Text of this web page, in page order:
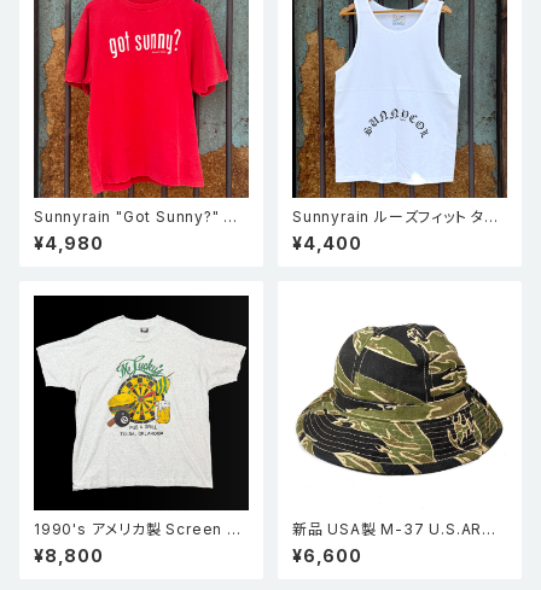
Sunnyrain "Got Sunny?" 半
袖 シングルステッチ フェードT
シャツ Faded red
¥4,980
Sunnyrain ルーズフィット タン
クトップ WHT
¥4,400
1990's アメリカ製 Screen st
ars スクリーンスターズ Mr.Luc
ky’s PUB&GRILL シングルス
¥8,800
新品 USA製 M-37 U.S.ARMY
ゴールドタイガーカモ メトロハッ
ト迷彩
¥6,600